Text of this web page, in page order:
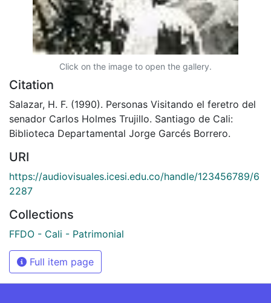
Click on the image to open the gallery.
Citation
Salazar, H. F. (1990). Personas Visitando el feretro del
senador Carlos Holmes Trujillo. Santiago de Cali:
Biblioteca Departamental Jorge Garcés Borrero.
URI
https://audiovisuales.icesi.edu.co/handle/123456789/6
2287
Collections
FFDO - Cali - Patrimonial
Full item page